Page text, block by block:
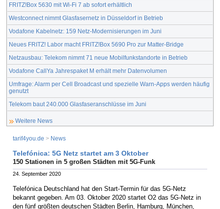
FRITZ!Box 5630 mit Wi-Fi 7 ab sofort erhältlich
Westconnect nimmt Glasfasernetz in Düsseldorf in Betrieb
Vodafone Kabelnetz: 159 Netz-Modernisierungen im Juni
Neues FRITZ! Labor macht FRITZ!Box 5690 Pro zur Matter-Bridge
Netzausbau: Telekom nimmt 71 neue Mobilfunkstandorte in Betrieb
Vodafone CallYa Jahrespaket M erhält mehr Datenvolumen
Umfrage: Alarm per Cell Broadcast und spezielle Warn-Apps werden häufig
genutzt
Telekom baut 240.000 Glasfaseranschlüsse im Juni
Weitere News
tarif4you.de > News
Telefónica: 5G Netz startet am 3 Oktober
150 Stationen in 5 großen Städten mit 5G-Funk
24. September 2020
Telefónica Deutschland hat den Start-Termin für das 5G-Netz
bekannt gegeben. Am 03. Oktober 2020 startet O2 das 5G-Netz in
den fünf größten deutschen Städten Berlin, Hamburg, München,